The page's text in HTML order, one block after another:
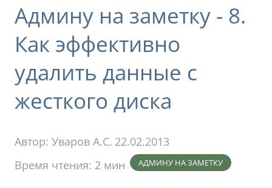
Админу на заметку - 8.
Как эффективно
удалить данные с
жесткого диска
Автор: Уваров А.С. 22.02.2013
Время чтения: 2 мин
АДМИНУ НА ЗАМЕТКУ